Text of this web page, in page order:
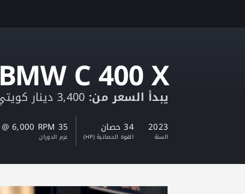
BMW C 400 X
يبدأ السعر من:
2023
السنة
34 حصان
القوة الحصانية (HP)
35 NM @ 6,000 RPM نيوتن - متر
عزم الدوران